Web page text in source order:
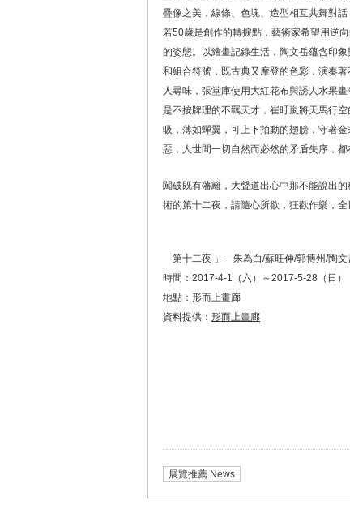
疊像之美，線條、色塊、造型相互共舞對
若50歲是創作的轉捩點，藝術家希望用逆
的姿態。以繪畫記錄生活，陶文岳蘊含印
和組合符號，既古典又摩登的色彩，演奏
人尋味，張堂庫使用大紅花布與誘人水果
是不按牌理的不羈天才，崔旴嵐將天馬行
吸，薄如蟬翼，可上下拍動的翅膀，守著
惡，人世間一切自然而必然的矛盾失序，都
闖破既有藩籬，大聲道出心中那不能說出
術的第十二夜，請隨心所欲，狂歡作樂，
「第十二夜 」—朱為白/蘇旺伸/郭博州/陶
時間：2017-4-1（六）～2017-5-28（日）
地點：形而上畫廊
資料提供： 形而上畫廊
展覽推薦 News